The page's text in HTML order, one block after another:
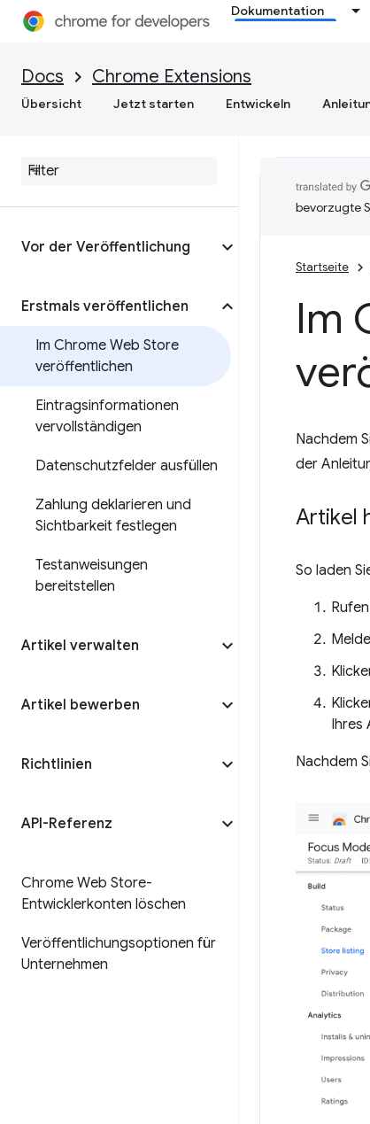
Dokumentation
Docs Chrome Extensions
Übersicht Jetzt starten Entwickeln
Vor der Veröffentlichung
Erstmals veröffentlichen
Im Chrome Web Store
veröffentlichen
Eintragsinformationen
vervollständigen
Datenschutzfelder ausfüllen
Zahlung deklarieren und
Sichtbarkeit festlegen
Testanweisungen
bereitstellen
Artikel verwalten
Artikel bewerben
Richtlinien
API-Referenz
Chrome Web Store-
Entwicklerkonten löschen
Veröffentlichungsoptionen für
Unternehmen
bevorzugte
Startseite
Im
Nachdem
der
Artikel
So laden
Ihres
Nachdem